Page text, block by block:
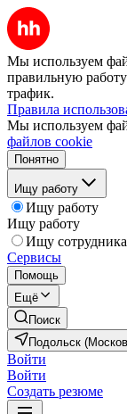
Мы используем
правильную
трафик.
Правила
Мы используем
файлов cookie
Понятно
Ищу работу
Ищу работу
Ищу работу
Ищу сотрудника
Сервисы
Помощь
Ещё
Поиск
Подольск
Войти
Войти
Создать резюме